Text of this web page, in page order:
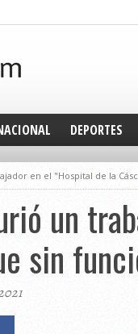
DEPORTES
en el "Hospital de la
un
sin